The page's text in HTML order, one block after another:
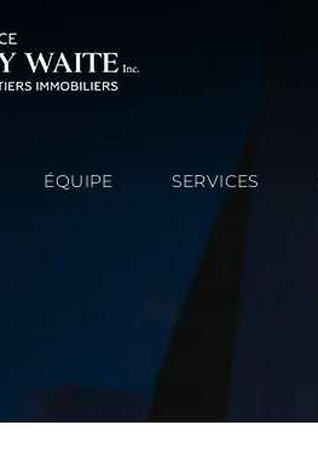
ÉQUIPE SERVICES